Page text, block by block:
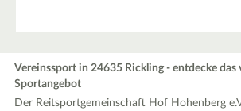
Vereinssport in 24635 Rickling - entdecke das
Sportangebot
Der Reitsportgemeinschaft Hof Hohenberg